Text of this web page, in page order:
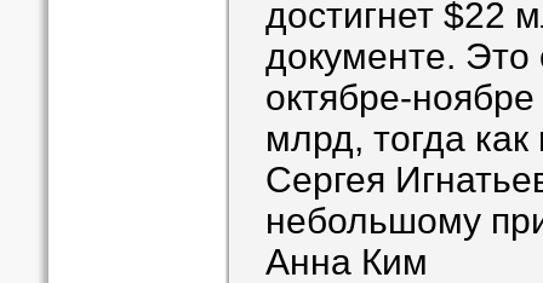
достигнет $22
документе. Это
октябре-
млрд, тогда
Сергея
небольшому
Анна Ким